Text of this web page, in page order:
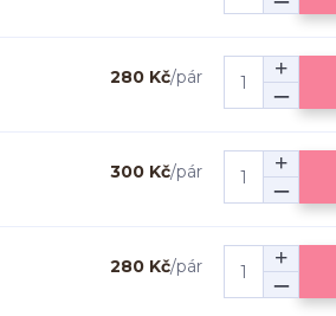
280 Kč/pár
300 Kč/pár
280 Kč/pár